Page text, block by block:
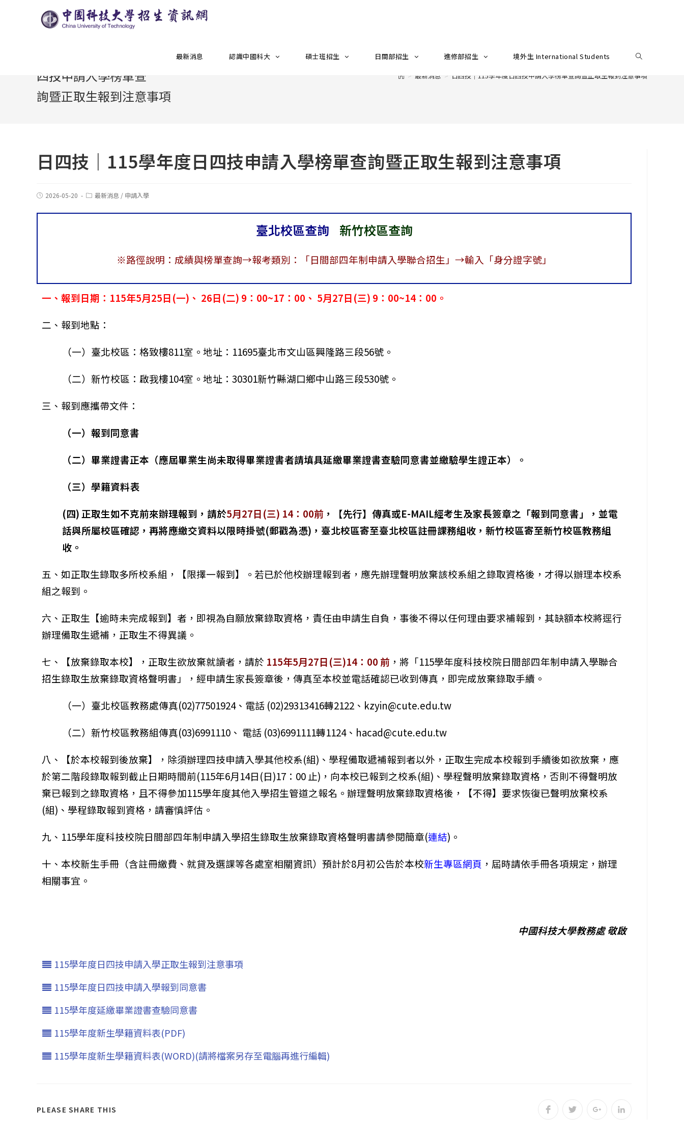
最新消息 認識中國科大 碩士班招生 日間部招生 進修部招生 境外生 International Students
四技申請入學榜單查
詢暨正取生報到注意事項
> 最新消息 > 日四技｜115學年度日四技申請入學榜單查詢暨正取生報到注意事項
日四技｜115學年度日四技申請入學榜單查詢暨正取生報到注意事項
2026-05-20 最新消息 / 申請入學
臺北校區查詢 新竹校區查詢
※路徑說明：成績與榜單查詢→報考類別：「日間部四年制申請入學聯合招生」→輸入「身分證字號」
一、報到日期：115年5月25日(一)、 26日(二) 9：00~17：00、 5月27日(三) 9：00~14：00。
二、報到地點：
（一）臺北校區：格致樓811室。地址：11695臺北市文山區興隆路三段56號。
（二）新竹校區：啟我樓104室。地址：30301新竹縣湖口鄉中山路三段530號。
三、報到應攜帶文件：
（一）報到同意書
（二）畢業證書正本（應屆畢業生尚未取得畢業證書者請填具延繳畢業證書查驗同意書並繳驗學生證正本）。
（三）學籍資料表
(四) 正取生如不克前來辦理報到，請於5月27日(三) 14：00前 ，【先行】傳真或E-MAIL經考生及家長簽章之「報到同意書」，並電
話與所屬校區確認，再將應繳交資料以限時掛號(郵戳為憑)，臺北校區寄至臺北校區註冊課務組收，新竹校區寄至新竹校區教務組
收。
五、如正取生錄取多所校系組，【限擇一報到】。若已於他校辦理報到者，應先辦理聲明放棄該校系組之錄取資格後，才得以辦理本校系
組之報到。
六、正取生【逾時未完成報到】者，即視為自願放棄錄取資格，責任由申請生自負，事後不得以任何理由要求補報到，其缺額本校將逕行
辦理備取生遞補，正取生不得異議。
七、【放棄錄取本校】，正取生欲放棄就讀者，請於 115年5月27日(三)14：00 前 ，將「115學年度科技校院日間部四年制申請入學聯合
招生錄取生放棄錄取資格聲明書」，經申請生家長簽章後，傳真至本校並電話確認已收到傳真，即完成放棄錄取手續。
（一）臺北校區教務處傳真(02)77501924、電話 (02)29313416轉2122、kzyin@cute.edu.tw
（二）新竹校區教務組傳真(03)6991110、 電話 (03)6991111轉1124、hacad@cute.edu.tw
八、【於本校報到後放棄】，除須辦理四技申請入學其他校系(組)、學程備取遞補報到者以外，正取生完成本校報到手續後如欲放棄，應
於第二階段錄取報到截止日期時間前(115年6月14日(日)17：00 止)，向本校已報到之校系(組)、學程聲明放棄錄取資格，否則不得聲明放
棄已報到之錄取資格，且不得參加115學年度其他入學招生管道之報名。辦理聲明放棄錄取資格後，【不得】要求恢復已聲明放棄校系
(組)、學程錄取報到資格，請審慎評估。
九、115學年度科技校院日間部四年制申請入學招生錄取生放棄錄取資格聲明書請參閱簡章(連結)。
十、本校新生手冊（含註冊繳費、就貸及選課等各處室相關資訊）預計於8月初公告於本校新生專區網頁 ，屆時請依手冊各項規定，辦理
相關事宜。
中國科技大學教務處 敬啟
115學年度日四技申請入學正取生報到注意事項
115學年度日四技申請入學報到同意書
115學年度延繳畢業證書查驗同意書
115學年度新生學籍資料表(PDF)
115學年度新生學籍資料表(WORD)(請將檔案另存至電腦再進行編輯)
PLEASE SHARE THIS